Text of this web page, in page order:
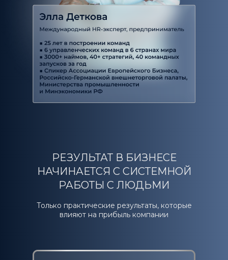
РЕЗУЛЬТАТ В БИЗНЕСЕ
НАЧИНАЕТСЯ С СИСТЕМНОЙ
РАБОТЫ С ЛЮДЬМИ
чек-листы и методики
— берите и внедряйте
Только практические результаты, которые
влияют на прибыль компании